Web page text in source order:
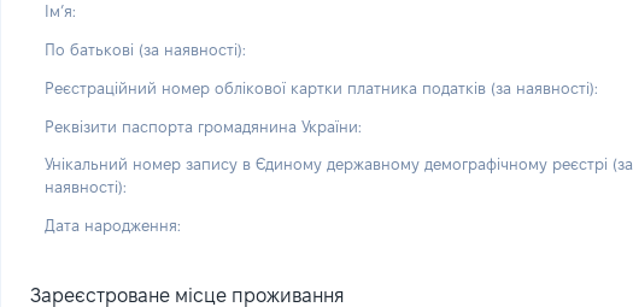
Імʼя:
По батькові (за наявності):
Реєстраційний номер облікової картки платника податків (за наявності):
Реквізити паспорта громадянина України:
Унікальний номер запису в Єдиному державному демографічному реєстрі (за
наявності):
Дата народження:
Зареєстроване місце проживання